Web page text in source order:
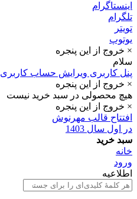
اینستاگرام
تلگرام
تویتر
یوتوپ
× خروج از این پنجره
سلام
پنل کاربری ویرایش حساب کاربری
× خروج از این پنجره
هیچ محصولی در سبد خرید نیست
× خروج از این پنجره
افتتاح قالب مهرنوش
در اول سال 1403
سبد خرید
خانه
ورود
اطلاعیه